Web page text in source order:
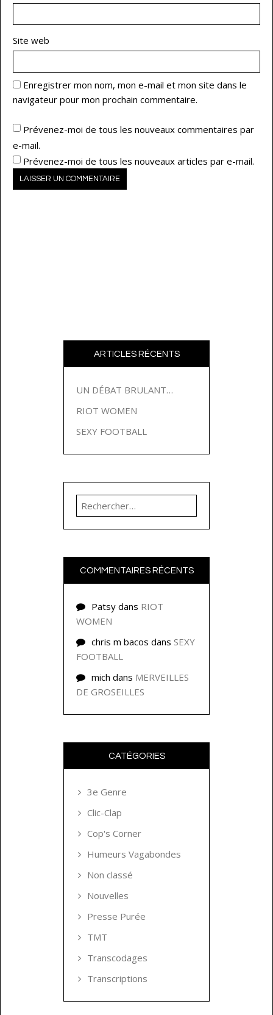
Site web
Enregistrer mon nom, mon e-mail et mon site dans le
navigateur pour mon prochain commentaire.
Prévenez-moi de tous les nouveaux commentaires par
e-mail.
Prévenez-moi de tous les nouveaux articles par e-mail.
ARTICLES RÉCENTS
UN DÉBAT BRULANT…
RIOT WOMEN
SEXY FOOTBALL
Rechercher :
COMMENTAIRES RÉCENTS
Patsy dans RIOT
WOMEN
chris m bacos dans SEXY
FOOTBALL
mich dans MERVEILLES
DE GROSEILLES
CATÉGORIES
3e Genre
Clic-Clap
Cop's Corner
Humeurs Vagabondes
Non classé
Nouvelles
Presse Purée
TMT
Transcodages
Transcriptions